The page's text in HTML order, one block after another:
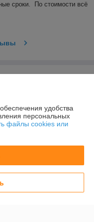
сроки.  По стоимости всё
удобства
персональных
файлы cookies или